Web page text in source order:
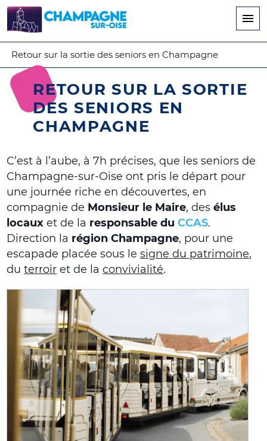
principal
Retour sur la sortie des seniors en Champagne
RETOUR SUR LA SORTIE
DES SENIORS EN
CHAMPAGNE
C’est à l’aube, à 7h précises, que les seniors de
Champagne-sur-Oise ont pris le départ pour
une journée riche en découvertes, en
compagnie de Monsieur le Maire, desélus
locaux et de la responsable duCCAS.
Direction la région Champagne, pour une
escapade placée sous lesigne du patrimoine,
duterroir et de laconvivialité.